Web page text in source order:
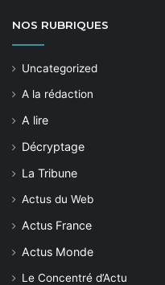
NOS RUBRIQUES
Uncategorized
A la rédaction
A lire
Décryptage
La Tribune
Actus du Web
Actus France
Actus Monde
Le Concentré d’Actu